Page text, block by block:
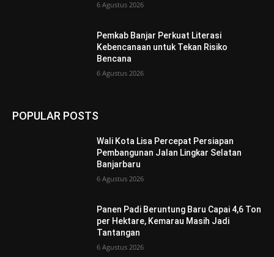
6 Agustus 2026
Pemkab Banjar Perkuat Literasi
Kebencanaan untuk Tekan Risiko
Bencana
6 Agustus 2026
POPULAR POSTS
Wali Kota Lisa Percepat Persiapan
Pembangunan Jalan Lingkar Selatan
Banjarbaru
6 Agustus 2026
Panen Padi Beruntung Baru Capai 4,6 Ton
per Hektare, Kemarau Masih Jadi
Tantangan
6 Agustus 2026